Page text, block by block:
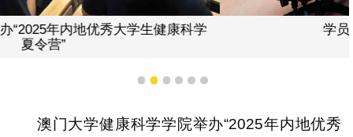
学员与澳大教授深入交流
1 2 3 4 5 6
澳门大学健康科学学院举办“2025年内地优秀